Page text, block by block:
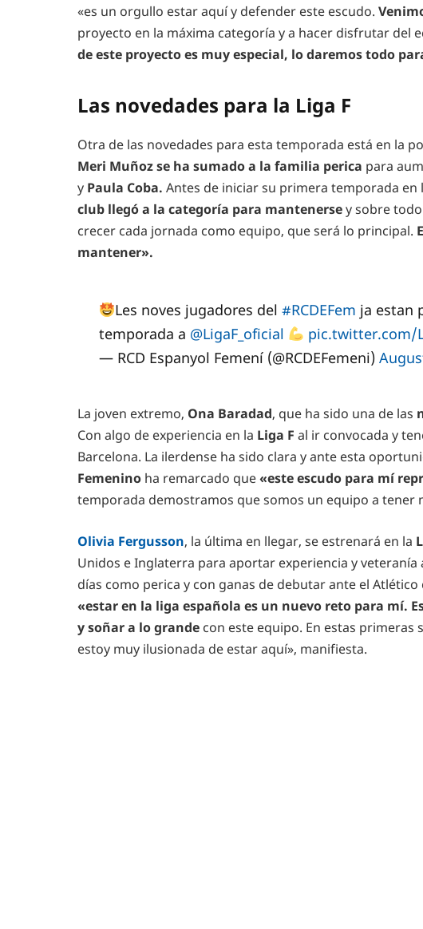
«es un orgullo estar aquí y defender este escudo.
proyecto en la máxima categoría y a hacer disfrutar del
de este proyecto es muy especial, lo daremos todo
Las novedades para la Liga F
Otra de las novedades para esta temporada está en la
Meri Muñoz se ha sumado a la familia perica para
y Paula Coba. Antes de iniciar su primera temporada en
club llegó a la categoría para mantenersey sobre
crecer cada jornada como equipo, que será lo principal.
mantener».
Les noves jugadores del#RCDEFem ja estan
temporada a @LigaF_oficial
pic.twitter.com/
— RCD Espanyol Femení (@RCDEFemeni)
La joven extremo, Ona Baradad, que ha sido una de las
Con algo de experiencia en la Liga F al ir convocada y
Barcelona. La ilerdense ha sido clara y ante esta
Femenino ha remarcado que«este escudo para mí
temporada demostramos que somos un equipo a tener
Olivia Fergusson, la última en llegar, se estrenará en la
Unidos e Inglaterra para aportar experiencia y veteranía
días como perica y con ganas de debutar ante el
«estar en la liga española es un nuevo reto para mí.
y soñar a lo grande con este equipo. En estas primeras
estoy muy ilusionada de estar aquí», manifiesta.